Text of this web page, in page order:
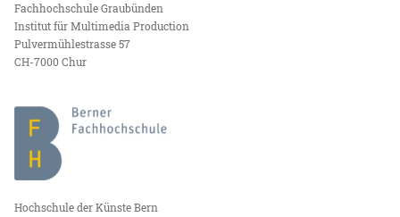
Fachhochschule Graubünden
Institut für Multimedia Production
Pulvermühlestrasse 57
CH-7000 Chur
Hochschule der Künste Bern